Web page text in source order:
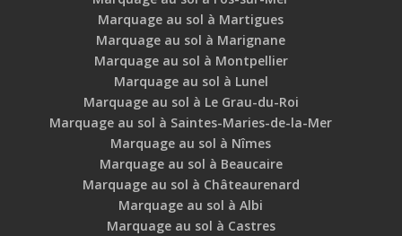
Marquage au sol à Martigues
Marquage au sol à Marignane
Marquage au sol à Montpellier
Marquage au sol à Lunel
Marquage au sol à Le Grau-du-Roi
Marquage au sol à Saintes-Maries-de-la-Mer
Marquage au sol à Nîmes
Marquage au sol à Beaucaire
Marquage au sol à Châteaurenard
Marquage au sol à Albi
Marquage au sol à Castres